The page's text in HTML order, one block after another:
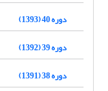
دوره 40 (1393)
دوره 39 (1392)
دوره 38 (1391)